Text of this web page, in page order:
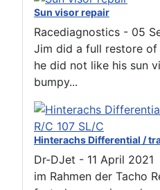
Sun visor repair
Racediagnostics - 05
Jim did a full restore
he did not like his sun
bumpy...
Hinterachs Differential /
Dr-DJet - 11 April 2021
im Rahmen der Tacho